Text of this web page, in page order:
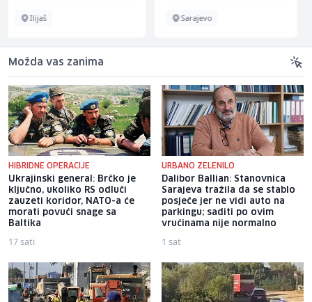
Sarajevo Sarajevo
Možda vas zanima
HIBRIDNE OPERACIJE
Ukrajinski general: Brčko je
ključno, ukoliko RS odluči
zauzeti koridor, NATO-a će
morati povući snage sa
Baltika
17 sati
URBANO ZELENILO
Dalibor Ballian: Stanovnica
Sarajeva tražila da se stablo
posječe jer ne vidi auto na
parkingu; saditi po ovim
vrućinama nije normalno
1 sat